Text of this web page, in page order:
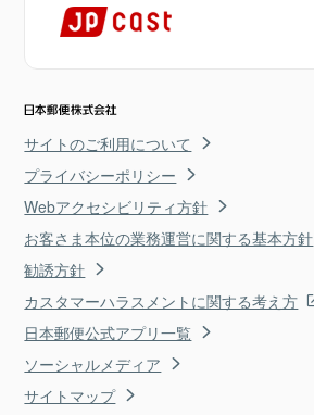
サイトのご利用について
プライバシーポリシー
Webアクセシビリティ方針
お客さま本位の業務運営に関する基本方針
勧誘方針
カスタマーハラスメントに関する考え方
日本郵便公式アプリ一覧
ソーシャルメディア
サイトマップ